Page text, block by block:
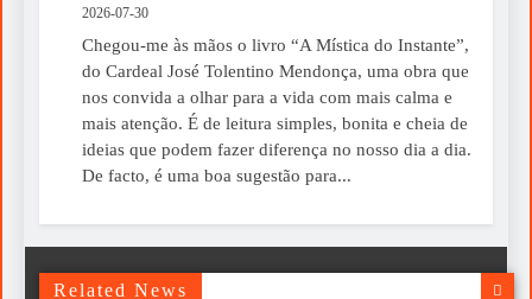
Related News
2026-07-30
Chegou-me às mãos o livro “A Mística do Instante”,
do Cardeal José Tolentino Mendonça, uma obra que
nos convida a olhar para a vida com mais calma e
mais atenção. É de leitura simples, bonita e cheia de
ideias que podem fazer diferença no nosso dia a dia.
De facto, é uma boa sugestão para...